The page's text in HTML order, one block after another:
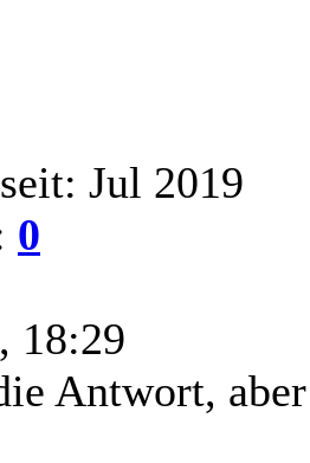
Jul 2019
0
18:29
Antwort,